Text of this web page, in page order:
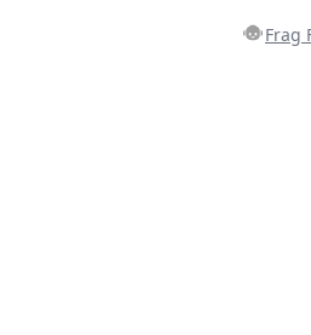
Frag